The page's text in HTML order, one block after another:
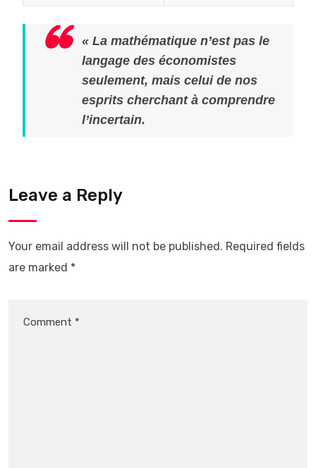
« La mathématique n’est pas le
langage des économistes
seulement, mais celui de nos
esprits cherchant à comprendre
l’incertain.
Leave a Reply
Your email address will not be published. Required fields
are marked *